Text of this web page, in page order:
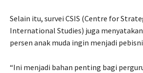
Selain itu, survei CSIS (Centre for
International Studies) juga
persen anak muda ingin menjadi
“Ini menjadi bahan penting bagi